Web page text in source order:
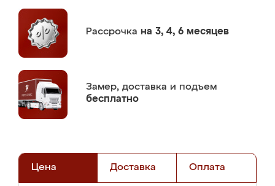
Рассрочка на 3, 4, 6 месяцев
Замер, доставка и подъем
бесплатно
Цена Доставка Оплата